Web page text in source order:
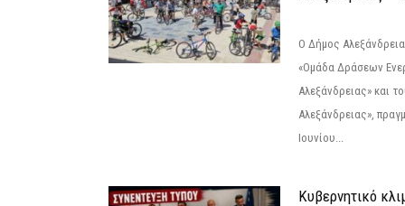
Ο Δήμος
«Ομάδα Δράσεων
Αλεξάνδρειας» και
Αλεξάνδρειας»,
Ιουνίου...
Κυβερνητικό